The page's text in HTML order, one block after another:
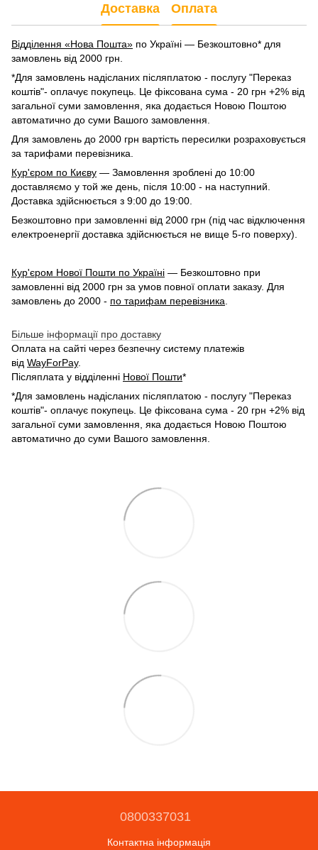
Доставка Оплата
Відділення «Нова Пошта» по Україні — Безкоштовно* для
замовлень від 2000 грн.
*Для замовлень надісланих післяплатою - послугу "Переказ
коштів"- оплачує покупець. Це фіксована сума - 20 грн +2% від
загальної суми замовлення, яка додається Новою Поштою
автоматично до суми Вашого замовлення.
Для замовлень до 2000 грн вартість пересилки розраховується
за тарифами перевізника.
Кур'єром по Києву — Замовлення зроблені до 10:00
доставляємо у той же день, після 10:00 - на наступний.
Доставка здійснюється з 9:00 до 19:00.
Безкоштовно при замовленні від 2000 грн (під час відключення
електроенергії доставка здійснюється не вище 5-го поверху).
Кур'єром Нової Пошти по Україні — Безкоштовно при
замовленні від 2000 грн за умов повної оплати заказу. Для
замовлень до 2000 - по тарифам перевізника
Більше інформації про доставку
Оплата на сайті через безпечну систему платежів
від WayForPay.
Післяплата у відділенні Нової Пошти*
*Для замовлень надісланих післяплатою - послугу "Переказ
коштів"- оплачує покупець. Це фіксована сума - 20 грн +2% від
загальної суми замовлення, яка додається Новою Поштою
автоматично до суми Вашого замовлення.
0800337031
Контактна інформація